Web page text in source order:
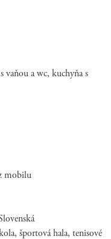
vaňou a wc, kuchyňa s
mobilu
športová hala, tenisové